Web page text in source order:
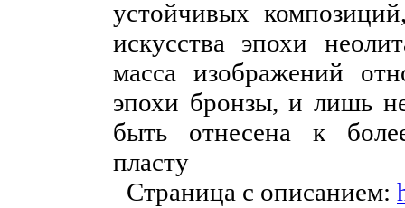
устойчивых
искусства эпохи
масса изображений
эпохи бронзы, и лишь
быть отнесена к
пласту
Страница с описанием: